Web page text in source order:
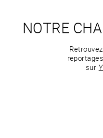
NOTRE
sur